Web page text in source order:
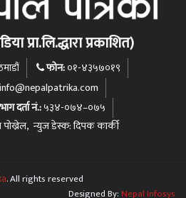
प्रा.लि.द्धारा प्रकाशित)
फोन:०१-४३५७०१९
info@nepalpatrika.com
दर्ता नं.:५३४-०७४–०७५
न्युज डेस्क: दिपक कार्की
. All rights reserved
Designed By:Nepal Infosys